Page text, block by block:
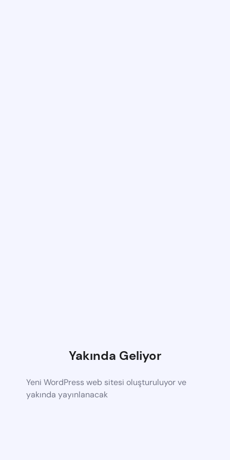
Yakında Geliyor
Yeni WordPress web sitesi oluşturuluyor ve
yakında yayınlanacak